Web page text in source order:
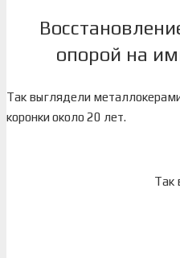
опорой на
Так выглядели
коронки около 20 лет.
Так